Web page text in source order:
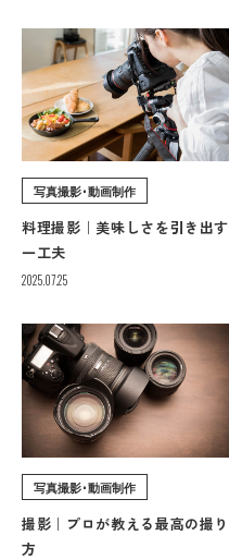
写真撮影･動画制作
料理撮影｜美味しさを引き出す
一工夫
2025.07.25
写真撮影･動画制作
撮影｜プロが教える最高の撮り
方